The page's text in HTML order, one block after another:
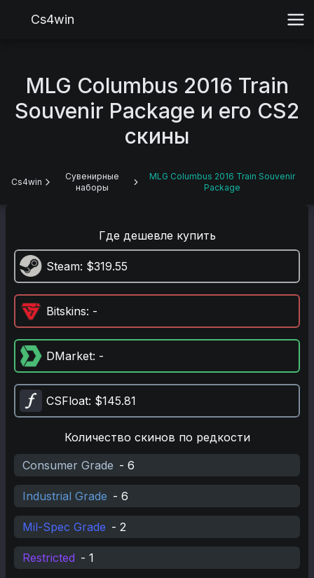
Cs4win
MLG Columbus 2016 Train
Souvenir Package и его CS2
скины
Cs4win
Сувенирные
наборы
MLG Columbus 2016 Train Souvenir
Package
Где дешевле купить
Steam: $319.55
Bitskins: -
DMarket: -
CSFloat: $145.81
Количество скинов по редкости
Consumer Grade - 6
Industrial Grade - 6
Mil-Spec Grade - 2
Restricted - 1